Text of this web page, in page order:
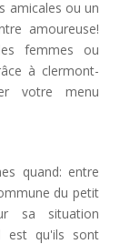
amicales ou un
amoureuse!
femmes ou
à clermont-
votre menu
quand: entre
du petit
sa situation
est qu'ils sont